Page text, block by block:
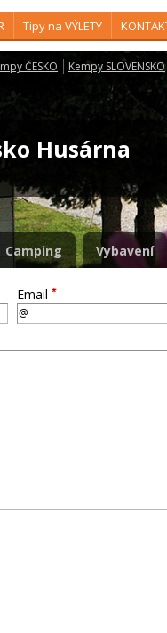
Tipy na VÝLETY
ČESKO Kempy SLOVENSKO
Husárna
Camping Vybavení
Email *